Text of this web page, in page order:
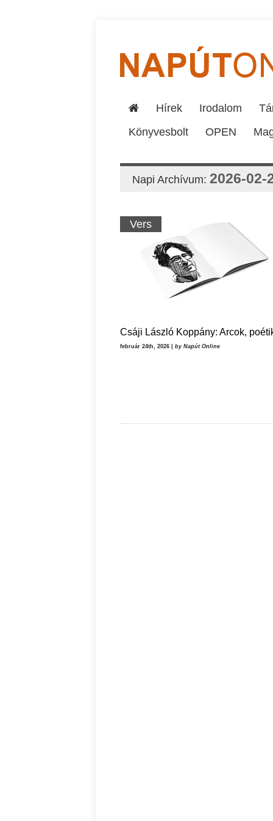
Hírek Irodalom
Könyvesbolt
OPEN
Napi Archívum: 2026-02-
Vers
Csáji László Koppány: Arcok,
február 24th, 2026 | by Napút Online